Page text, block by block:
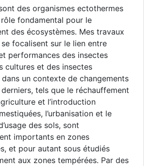
des organismes ectothermes
fondamental pour le
des écosystèmes. Mes travaux
focalisent sur le lien entre
performances des insectes
cultures et des insectes
un contexte de changements
tels que le réchauffement
et l’introduction
l’urbanisation et le
des sols, sont
importants en zones
et pour autant sous étudiés
aux zones tempérées. Par des